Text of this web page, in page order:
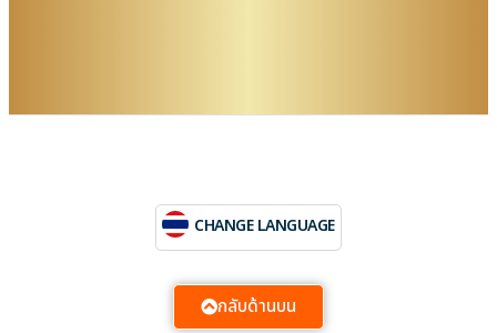
CHANGE LANGUAGE
กลับด้านบน